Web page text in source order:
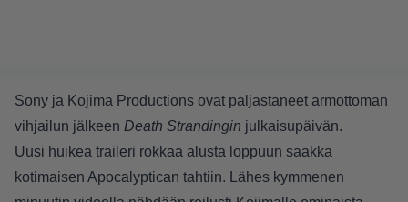
Sony ja Kojima Productions ovat paljastaneet armottoman
vihjailun jälkeen Death Strandingin julkaisupäivän.
Uusi huikea traileri rokkaa alusta loppuun saakka
kotimaisen Apocalyptican tahtiin. Lähes kymmenen